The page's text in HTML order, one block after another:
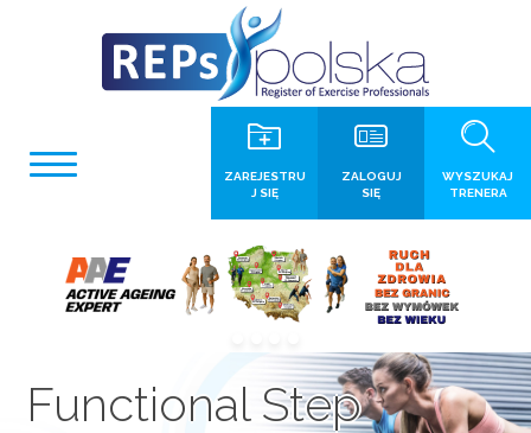
WYSZUKAJ
TRENERA
ZALOGUJ
SIĘ
ZAREJESTRU
J SIĘ
Functional Step